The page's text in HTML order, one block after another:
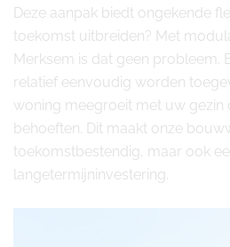
Deze aanpak biedt ongekende
toekomst uitbreiden? Met
Merksem is dat geen probleem.
relatief eenvoudig worden
woning meegroeit met uw gezin
behoeften. Dit maakt onze
toekomstbestendig, maar ook
langetermijninvestering.